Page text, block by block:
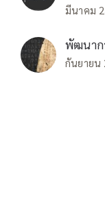
มีนาคม
พัฒนาก
กันยายน